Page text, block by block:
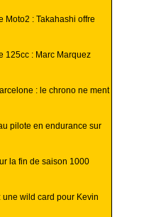
Moto2 : Takahashi offre
125cc : Marc Marquez
: le chrono ne ment
pilote en endurance sur
la fin de saison 1000
une wild card pour Kevin